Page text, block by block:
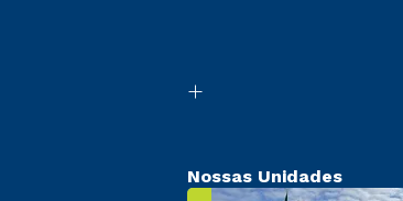
Nossas Unidades